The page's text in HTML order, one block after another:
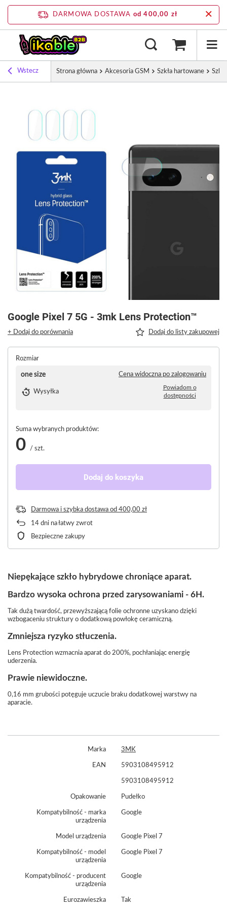
DARMOWA DOSTAWA od 400,00 zł
Wstecz Strona główna Akcesoria GSM Szkła hartowane
Google Pixel 7 5G - 3mk Lens Protection™
+ Dodaj do porównania Dodaj do listy zakupowej
Rozmiar
one size Cena widoczna po zalogowaniu
Wysyłka
Powiadom o
dostępności
Suma wybranych produktów:
0 / szt.
Dodaj do koszyka
Darmowa i szybka dostawa od 400,00 zł
14 dni na łatwy zwrot
Bezpieczne zakupy
Niepękające szkło hybrydowe chroniące aparat.
Bardzo wysoka ochrona przed zarysowaniami - 6H.
Tak dużą twardość, przewyższającą folie ochronne uzyskano dzięki
wzbogaceniu struktury o dodatkową powłokę ceramiczną.
Zmniejsza ryzyko stłuczenia.
Lens Protection wzmacnia aparat do 200%, pochłaniając energię
uderzenia.
Prawie niewidoczne.
0,16 mm grubości potęguje uczucie braku dodatkowej warstwy na
aparacie.
Marka 3MK
EAN 5903108495912
5903108495912
Opakowanie Pudełko
Kompatybilność - marka
urządzenia
Google
Model urządzenia Google Pixel 7
Kompatybilność - model
urządzenia
Google Pixel 7
Kompatybilność - producent
urządzenia
Google
Eurozawieszka Tak